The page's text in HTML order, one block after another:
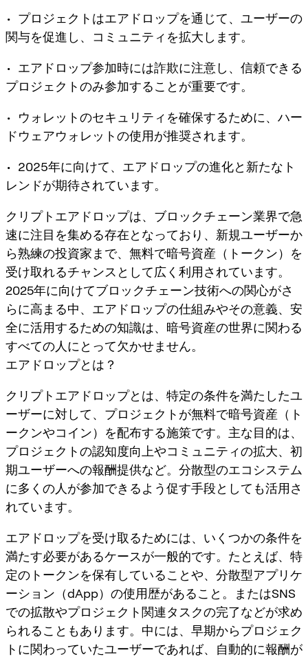
• プロジェクトはエアドロップを通じて、ユーザーの
関与を促進し、コミュニティを拡大します。
• エアドロップ参加時には詐欺に注意し、信頼できる
プロジェクトのみ参加することが重要です。
• ウォレットのセキュリティを確保するために、ハー
ドウェアウォレットの使用が推奨されます。
• 2025年に向けて、エアドロップの進化と新たなト
レンドが期待されています。
クリプトエアドロップは、ブロックチェーン業界で急
速に注目を集める存在となっており、新規ユーザーか
ら熟練の投資家まで、無料で暗号資産（トークン）を
受け取れるチャンスとして広く利用されています。
2025年に向けてブロックチェーン技術への関心がさ
らに高まる中、エアドロップの仕組みやその意義、安
全に活用するための知識は、暗号資産の世界に関わる
すべての人にとって欠かせません。
エアドロップとは？
クリプトエアドロップとは、特定の条件を満たしたユ
ーザーに対して、プロジェクトが無料で暗号資産（ト
ークンやコイン）を配布する施策です。主な目的は、
プロジェクトの認知度向上やコミュニティの拡大、初
期ユーザーへの報酬提供など。分散型のエコシステム
に多くの人が参加できるよう促す手段としても活用さ
れています。
エアドロップを受け取るためには、いくつかの条件を
満たす必要があるケースが一般的です。たとえば、特
定のトークンを保有していることや、分散型アプリケ
ーション（dApp）の使用歴があること。またはSNS
での拡散やプロジェクト関連タスクの完了などが求め
られることもあります。中には、早期からプロジェク
トに関わっていたユーザーであれば、自動的に報酬が